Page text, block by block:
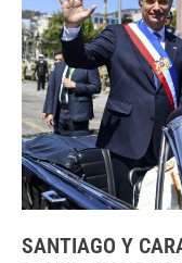
SANTIAGO Y